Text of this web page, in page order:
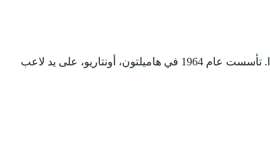
تيم هورتنز هي سلسلة مقاهي ومخابز كندية متعددة الجنسيات، تشتهر بتقديم القهوة والمعجنات، وتعتبر أكبر سلسلة مطاعم للوجبات السريعة في كندا. تأسست عام 1964 في هاميلتون، أونتاريو، على يد لاعب